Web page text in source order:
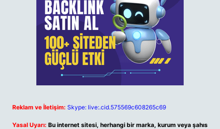
Reklam ve İletişim: Skype: live:.cid.575569c608265c69
Yasal Uyarı: Bu internet sitesi, herhangi bir marka, kurum veya şahıs